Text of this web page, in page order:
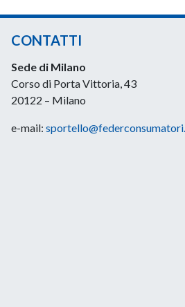
CONTATTI
Sede di Milano
Corso di Porta Vittoria, 43
20122 – Milano
e-mail: